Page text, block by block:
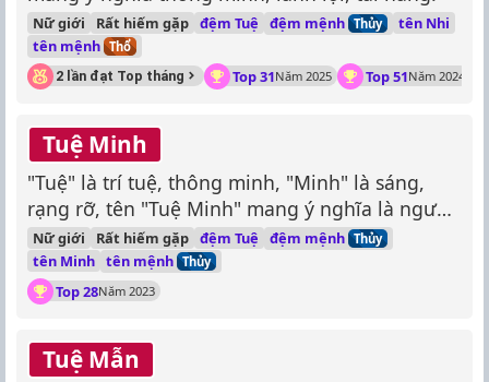
Nữ giới Rất hiếm gặp đệm Tuệ đệm mệnh Thủy
tên Nhi
tên mệnh Thổ
2 lần đạt Top tháng
Top 31Năm 2025 Top 51Năm 2024
Tuệ Minh
"Tuệ" là trí tuệ, thông minh, "Minh" là sáng,
rạng rỡ, tên "Tuệ Minh" mang ý nghĩa là người
thông minh, sáng suốt, rạng rỡ.
Nữ giới Rất hiếm gặp đệm Tuệ đệm mệnh Thủy
tên Minh tên mệnh Thủy
Top 28Năm 2023
Tuệ Mẫn